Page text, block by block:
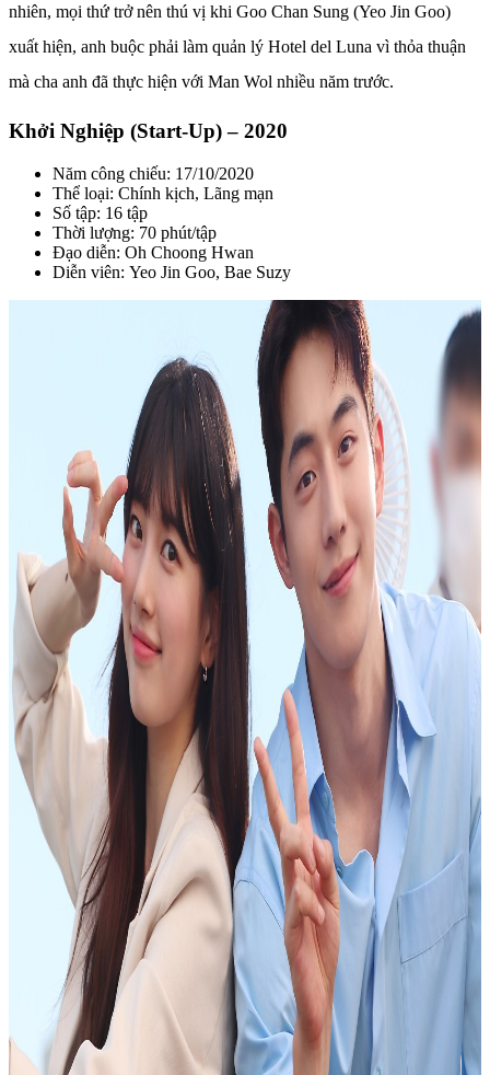
nhiên, mọi thứ trở nên thú vị khi Goo Chan Sung (Yeo Jin Goo)
xuất hiện, anh buộc phải làm quản lý Hotel del Luna vì thỏa thuận
mà cha anh đã thực hiện với Man Wol nhiều năm trước.
Khởi Nghiệp (Start-Up) – 2020
Năm công chiếu: 17/10/2020
Thể loại: Chính kịch, Lãng mạn
Số tập: 16 tập
Thời lượng: 70 phút/tập
Đạo diễn: Oh Choong Hwan
Diễn viên: Yeo Jin Goo, Bae Suzy